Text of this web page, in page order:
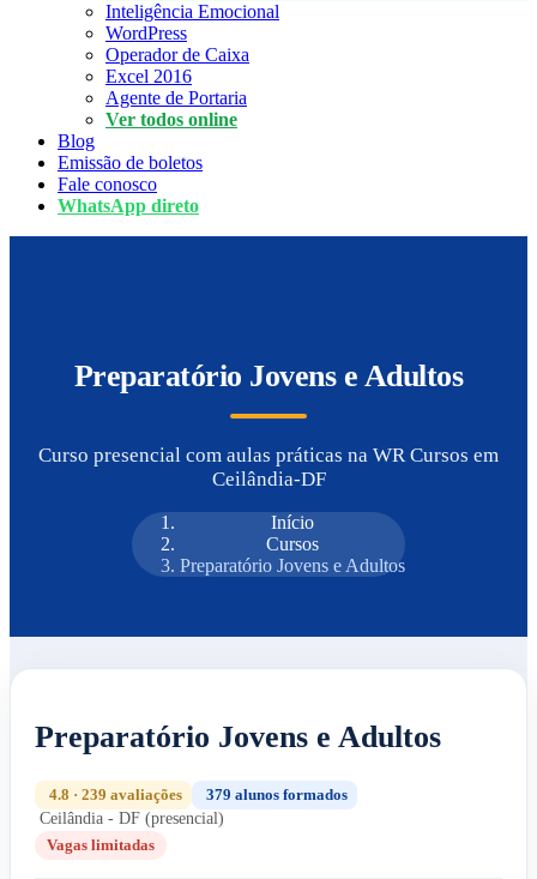
Inteligência Emocional
WordPress
Operador de Caixa
Excel 2016
Agente de Portaria
Ver todos online
Blog
Emissão de boletos
Fale conosco
WhatsApp direto
Preparatório Jovens e Adultos
Curso presencial com aulas práticas na WR Cursos em
Ceilândia-DF
Início
Cursos
Preparatório Jovens e Adultos
Preparatório Jovens e Adultos
4.8 · 239 avaliações
379 alunos formados
Ceilândia - DF (presencial)
Vagas limitadas